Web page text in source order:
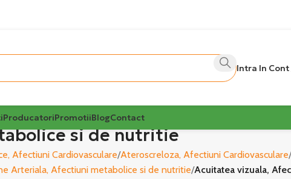
Intra In
ProducatoriPromotiiBlogContact
si de nutritie
Afectiuni Cardiovasculare Ateroscreloza, Afectiuni Cardiovasculare
Arteriala, Afectiuni metabolice si de nutritie Acuitatea vizuala,